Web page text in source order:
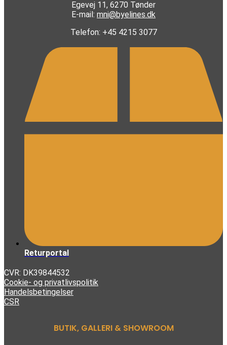
Egevej 11, 6270 Tønder
E-mail: mni@byelines.dk
Telefon: +45 4215 3077
Returportal
CVR: DK39844532
Cookie- og privatlivspolitik
Handelsbetingelser
CSR
BUTIK, GALLERI & SHOWROOM